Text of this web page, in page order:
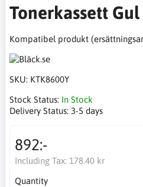
Tonerkassett Gul
Kompatibel produkt
SKU: KTK8600Y
Stock Status: In Stock
Delivery Status: 3-5 days
892:-
Including Tax: 178.40 kr
Quantity